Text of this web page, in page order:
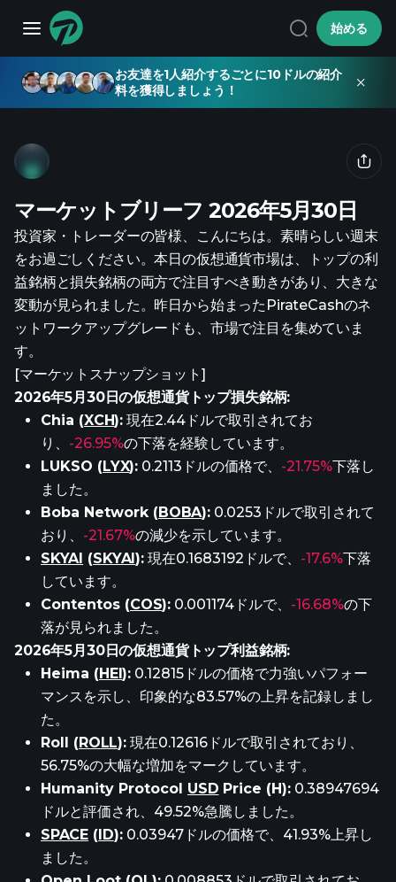
始める
お友達を1人紹介するごとに10ドルの紹介
料を獲得しましょう！
マーケットブリーフ 2026年5月30日
投資家・トレーダーの皆様、こんにちは。素晴らしい週末
をお過ごしください。本日の仮想通貨市場は、トップの利
益銘柄と損失銘柄の両方で注目すべき動きがあり、大きな
変動が見られました。昨日から始まったPirateCashのネ
ットワークアップグレードも、市場で注目を集めていま
す。
[マーケットスナップショット]
2026年5月30日の仮想通貨トップ損失銘柄:
Chia (XCH): 現在2.44ドルで取引されてお
り、 -26.95%の下落を経験しています。
LUKSO (LYX): 0.2113ドルの価格で、 -21.75%下落し
ました。
Boba Network (BOBA): 0.0253ドルで取引されて
おり、 -21.67%の減少を示しています。
SKYAI (SKYAI): 現在0.1683192ドルで、 -17.6%下落
しています。
Contentos (COS): 0.001174ドルで、 -16.68%の下
落が見られました。
2026年5月30日の仮想通貨トップ利益銘柄:
Heima (HEI): 0.12815ドルの価格で力強いパフォー
マンスを示し、印象的な83.57%の上昇を記録しまし
た。
Roll (ROLL): 現在0.12616ドルで取引されており、
56.75%の大幅な増加をマークしています。
Humanity Protocol USD Price (H): 0.38947694
ドルと評価され、49.52%急騰しました。
SPACE (ID):0.03947ドルの価格で、41.93%上昇し
ました。